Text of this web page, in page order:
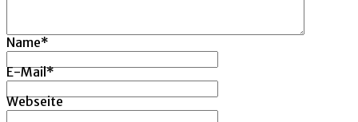
Name*
E-Mail*
Webseite